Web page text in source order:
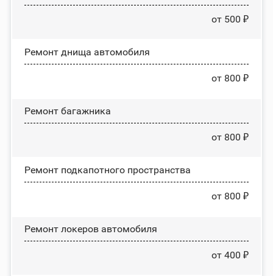
от 500 ₽
Ремонт днища автомобиля
от 800 ₽
Ремонт багажника
от 800 ₽
Ремонт подкапотного пространства
от 800 ₽
Ремонт лoĸepoв автомобиля
от 400 ₽